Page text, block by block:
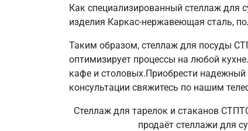
Как специализированный стеллаж для
изделия Каркас-нержавеющая сталь,
Таким образом, стеллаж для посуды
оптимизирует процессы на любой
кафе и столовых.Приобрести
консультации свяжитесь по нашим
Стеллаж для тарелок и стаканов
продаёт стеллажи для